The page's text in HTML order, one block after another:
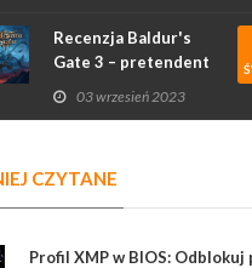
Recenzja Baldur's
Gate 3 – pretendent
do gry roku?
03 wrzesień 2023
CZYTANE
Profil XMP w BIOS: Odblokuj